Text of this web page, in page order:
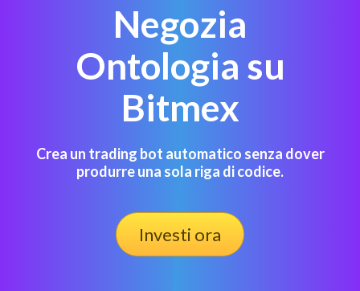
Negozia
Ontologia su
Bitmex
Crea un trading bot automatico senza dover
produrre una sola riga di codice.
Investi ora